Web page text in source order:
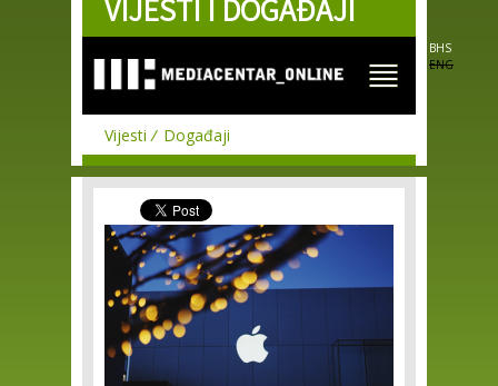
Skip to
main
VIJESTI I DOGAĐAJI
BHS
ENG
Vijesti Događaji